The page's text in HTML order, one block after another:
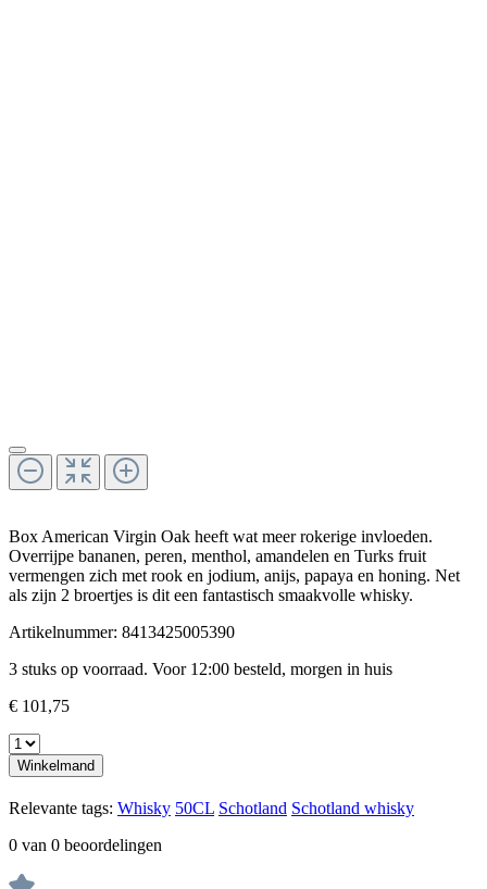
Box American Virgin Oak heeft wat meer rokerige invloeden.
Overrijpe bananen, peren, menthol, amandelen en Turks fruit
vermengen zich met rook en jodium, anijs, papaya en honing. Net
als zijn 2 broertjes is dit een fantastisch smaakvolle whisky.
Artikelnummer: 8413425005390
3 stuks op voorraad. Voor 12:00 besteld, morgen in huis
€ 101,75
Winkelmand
Relevante tags: Whisky 50CL Schotland Schotland whisky
0 van 0 beoordelingen